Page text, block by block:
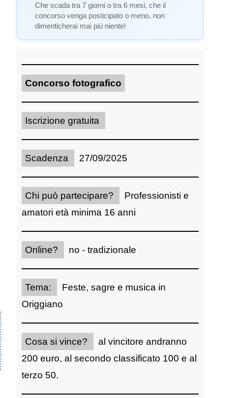
Che scada tra 7 giorni o tra 6 mesi, che il
concorso venga posticipato o meno, non
dimenticherai mai più niente!
Concorso fotografico
Iscrizione gratuita
Scadenza 27/09/2025
Chi può partecipare?
Professionisti e
amatori età minima 16 anni
Online? no - tradizionale
Tema:
Feste, sagre e musica in
Origgiano
Cosa si vince?
al vincitore andranno
200 euro, al secondo classificato 100 e al
terzo 50.